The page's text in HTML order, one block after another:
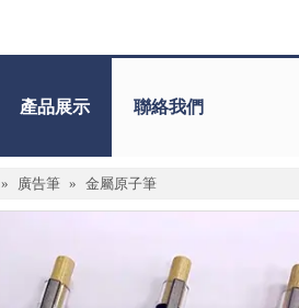
產品展示 聯絡我們
» 廣告筆 » 金屬原子筆